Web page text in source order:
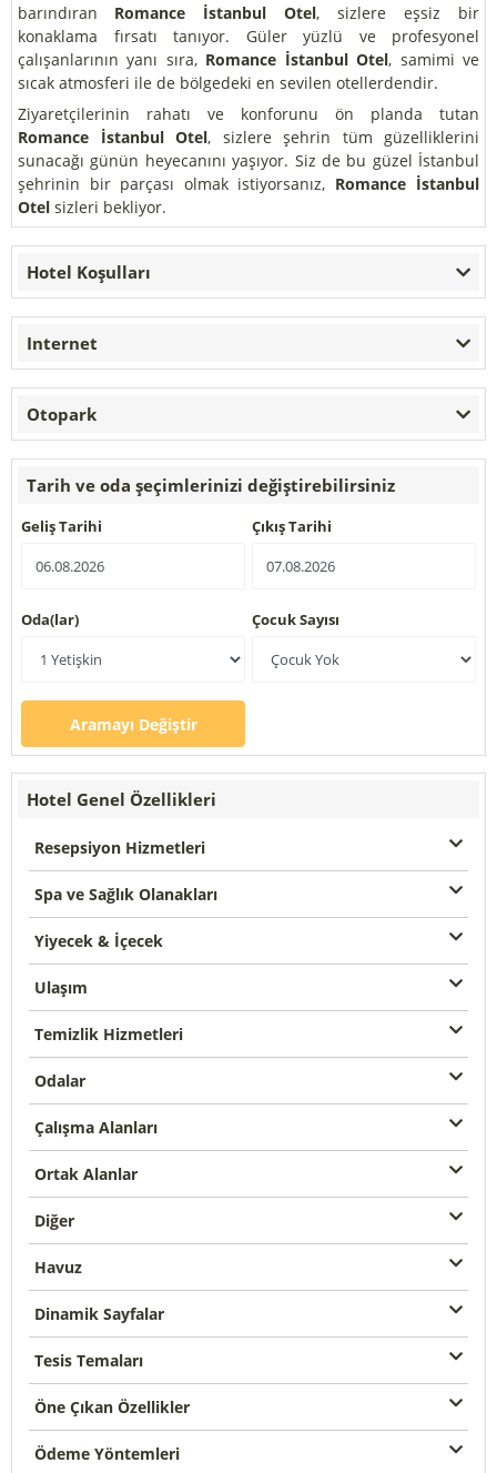
barındıran Romance İstanbul Otel, sizlere eşsiz bir
konaklama fırsatı tanıyor. Güler yüzlü ve profesyonel
çalışanlarının yanı sıra, Romance İstanbul Otel, samimi ve
sıcak atmosferi ile de bölgedeki en sevilen otellerdendir.
Ziyaretçilerinin rahatı ve konforunu ön planda tutan
Romance İstanbul Otel, sizlere şehrin tüm güzelliklerini
sunacağı günün heyecanını yaşıyor. Siz de bu güzel İstanbul
şehrinin bir parçası olmak istiyorsanız, Romance İstanbul
Otel sizleri bekliyor.
Hotel Koşulları
Internet
Otopark
Tarih ve oda şeçimlerinizi değiştirebilirsiniz
Geliş Tarihi Çıkış Tarihi
Oda(lar) Çocuk Sayısı
Aramayı Değiştir
Hotel Genel Özellikleri
Resepsiyon Hizmetleri
Spa ve Sağlık Olanakları
Yiyecek & İçecek
Ulaşım
Temizlik Hizmetleri
Odalar
Çalışma Alanları
Ortak Alanlar
Diğer
Havuz
Dinamik Sayfalar
Tesis Temaları
Öne Çıkan Özellikler
Ödeme Yöntemleri